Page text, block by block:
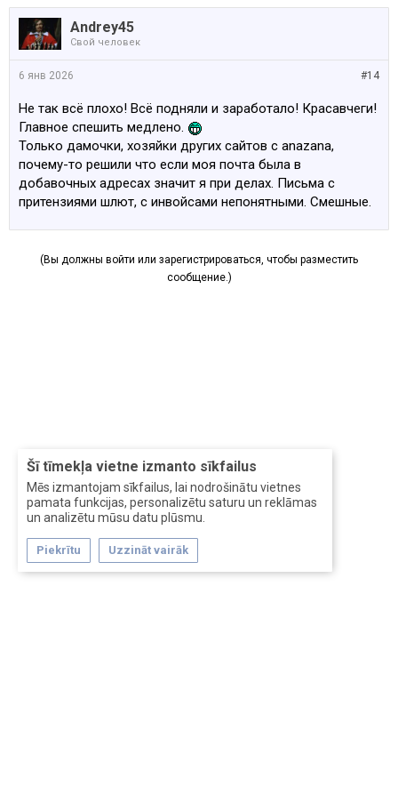
Šī tīmekļa vietne izmanto sīkfailus
Mēs izmantojam sīkfailus, lai nodrošinātu vietnes
pamata funkcijas, personalizētu saturu un reklāmas
un analizētu mūsu datu plūsmu.
Piekrītu Uzzināt vairāk
Andrey45
Свой человек
#14
6 янв 2026
Не так всё плохо! Всё подняли и заработало! Красавчеги!
Главное спешить медлено.
Только дамочки, хозяйки других сайтов с anazana,
почему-то решили что если моя почта была в
добавочных адресах значит я при делах. Письма с
притензиями шлют, с инвойсами непонятными. Смешные.
(Вы должны войти или зарегистрироваться, чтобы разместить
сообщение.)